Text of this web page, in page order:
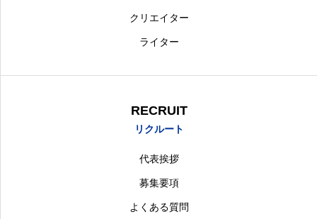
クリエイター
ライター
RECRUIT
リクルート
代表挨拶
募集要項
よくある質問